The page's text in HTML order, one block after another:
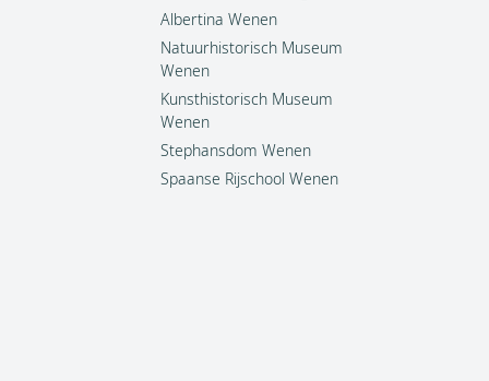
Albertina Wenen
Natuurhistorisch Museum
Wenen
Kunsthistorisch Museum
Wenen
Stephansdom Wenen
Spaanse Rijschool Wenen